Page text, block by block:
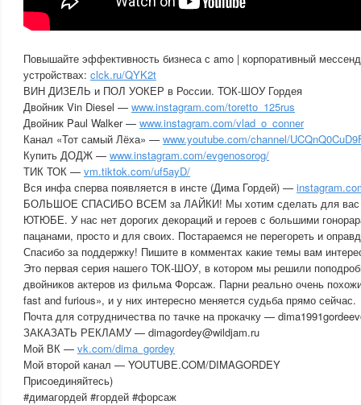
Повышайте эффективность бизнеса с amo | корпоративный
устройствах: clck.ru/QYK2t
ВИН ДИЗЕЛЬ и ПОЛ УОКЕР в России. ТОК-ШОУ Гордея
Двойник Vin Diesel — www.instagram.com/toretto_125rus
Двойник Paul Walker — www.instagram.com/vlad_o_conner
Канал «Тот самый Лёха» — www.youtube.com/channel/
Купить ДОДЖ — www.instagram.com/evgenosorog/
ТИК ТОК — vm.tiktok.com/uf5ayD/
Вся инфа сперва появляется в инсте (Дима Гордей) —
БОЛЬШОЕ СПАСИБО ВСЕМ за ЛАЙКИ! Мы хотим сделать для
ЮТЮБЕ. У нас нет дорогих декораций и героев с большими
пацанами, просто и для своих. Постараемся не перегореть и
Спасибо за поддержку! Пишите в комментах какие темы вам
Это первая серия нашего ТОК-ШОУ, в котором мы решили
двойников актеров из фильма Форсаж. Парни реально очень
fast and furious», и у них интересно меняется судьба прямо сейчас.
Почта для сотрудничества по тачке на прокачку —
ЗАКАЗАТЬ РЕКЛАМУ — dimagordey@wildjam.ru
Мой ВК — vk.com/dima_gordey
Мой второй канал — YOUTUBE.COM/DIMAGORDEY
Присоединяйтесь)
#димагордей #гордей #форсаж